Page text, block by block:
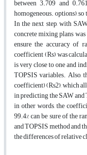
between 3.709 and
homogeneous. options),
In the next step, with
concrete mixing plans
ensure the accuracy of
coefficient (Rs) was
is very close to one and
TOPSIS variables. Also,
coefficient) (Rs2), which
in predicting the SAW and
in other words, the
99.4% can be sure of the
and TOPSIS method and
the differences of relative